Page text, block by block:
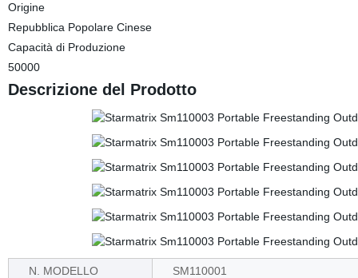
Origine
Repubblica Popolare Cinese
Capacità di Produzione
50000
Descrizione del Prodotto
N. MODELLO
SM110001